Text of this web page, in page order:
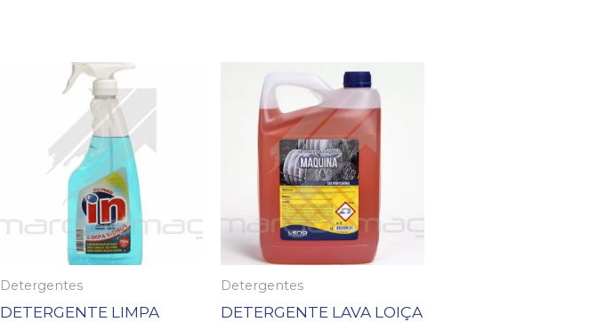
Detergentes
DETERGENTE LIMPA
Detergentes
DETERGENTE LAVA LOIÇA